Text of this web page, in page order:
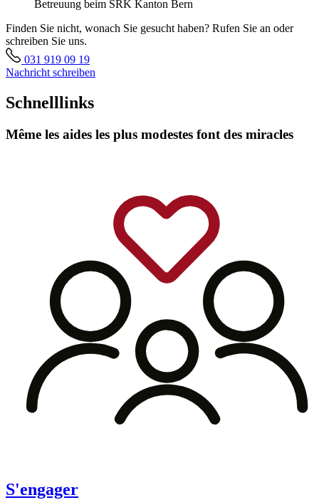
Finden Sie nicht, wonach Sie gesucht haben? Rufen Sie an oder
schreiben Sie uns.
031 919 09 19
Nachricht schreiben
Schnelllinks
Même les aides les plus modestes font des miracles
S'engager